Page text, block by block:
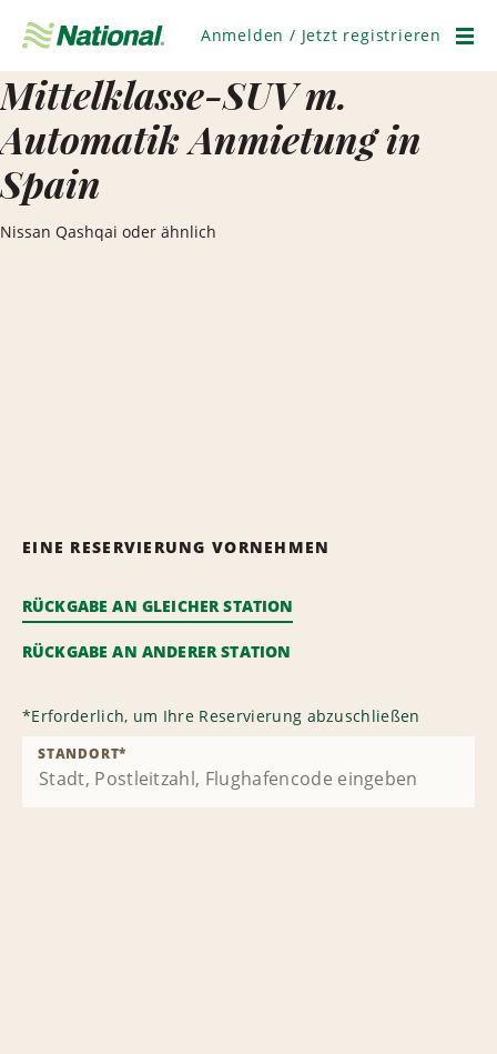
überspringen
Anmelden / Jetzt registrieren
Mittelklasse-SUV m.
Automatik Anmietung in
Spain
Nissan Qashqai oder ähnlich
EINE RESERVIERUNG VORNEHMEN
RÜCKGABE AN GLEICHER STATION
RÜCKGABE AN ANDERER STATION
*Erforderlich, um Ihre Reservierung abzuschließen
STANDORT*